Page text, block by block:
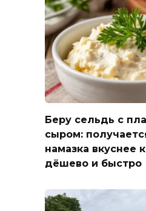
Беру сельдь с
сыром:
намазка вкуснее
дёшево и быстро